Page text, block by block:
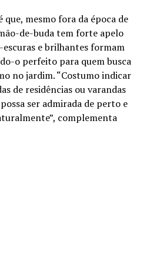
mesmo fora da época de
de-buda tem forte apelo
escuras e brilhantes formam
o perfeito para quem busca
no jardim. “Costumo indicar
de residências ou varandas
ser admirada de perto e
complementa